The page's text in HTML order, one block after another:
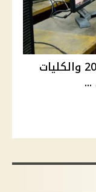
موعد تنسيق المرحلة الثانية 2026 والكليات